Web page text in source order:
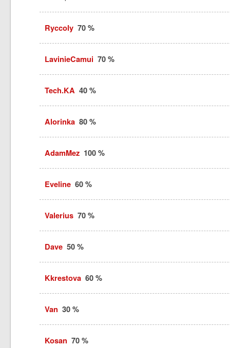
Ryccoly70 %
LavinieCamui 70 %
Tech.KA40 %
Alorinka80 %
AdamMez100 %
Eveline60 %
Valerius70 %
Dave50 %
Kkrestova60 %
Van 30 %
Kosan 70 %